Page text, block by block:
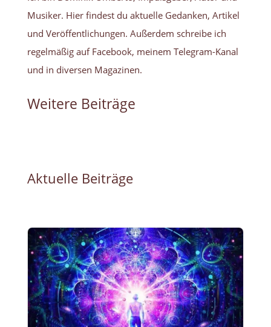
Musiker. Hier findest du aktuelle Gedanken, Artikel
und Veröffentlichungen. Außerdem schreibe ich
regelmäßig auf Facebook, meinem Telegram-Kanal
und in diversen Magazinen.
Weitere Beiträge
Aktuelle Beiträge